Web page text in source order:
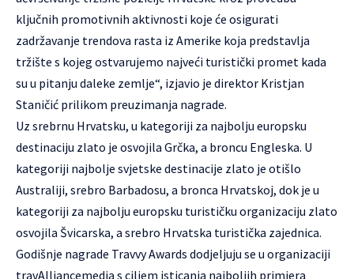
ključnih promotivnih aktivnosti koje će osigurati
zadržavanje trendova rasta iz Amerike koja predstavlja
tržište s kojeg ostvarujemo najveći turistički promet kada
su u pitanju daleke zemlje“, izjavio je direktor Kristjan
Staničić prilikom preuzimanja nagrade.
Uz srebrnu Hrvatsku, u kategoriji za najbolju europsku
destinaciju zlato je osvojila Grčka, a broncu Engleska. U
kategoriji najbolje svjetske destinacije zlato je otišlo
Australiji, srebro Barbadosu, a bronca Hrvatskoj, dok je u
kategoriji za najbolju europsku turističku organizaciju zlato
osvojila Švicarska, a srebro Hrvatska turistička zajednica.
Godišnje nagrade Travvy Awards dodjeljuju se u organizaciji
travAlliancemedia s ciljem isticanja najboljih primjera